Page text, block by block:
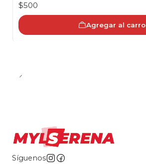
$500
Agregar al carro
Síguenos